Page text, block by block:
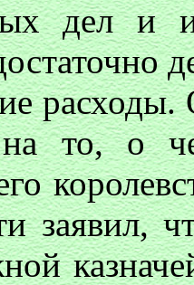
дел и
расходы.
на то, о
заявил,